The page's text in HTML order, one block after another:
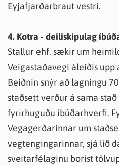
Eyjafjarðarbraut vestri.
4. Kotra - deiliskipulag
Stallur ehf. sækir um
Veigastaðavegi áleiðis upp
Beiðnin snýr að lagningu
staðsett verður á sama
fyrirhuguðu íbúðarhverfi.
Vegagerðarinnar um
vegtengingarinnar, sjá lið
sveitarfélaginu borist